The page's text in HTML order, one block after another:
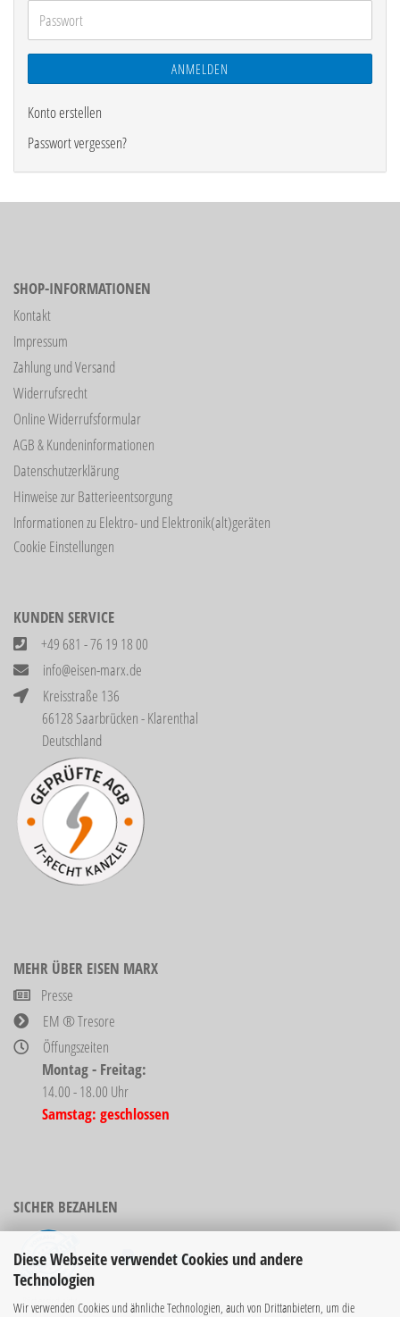
Diese Webseite verwendet Cookies und andere
Technologien
Wir verwenden Cookies und ähnliche Technologien, auch von Drittanbietern, um die
Adresse
Passwort
ANMELDEN
Konto erstellen
Passwort vergessen?
SHOP-INFORMATIONEN
Kontakt
Impressum
Zahlung und Versand
Widerrufsrecht
Online Widerrufsformular
AGB & Kundeninformationen
Datenschutzerklärung
Hinweise zur Batterieentsorgung
Informationen zu Elektro- und Elektronik(alt)geräten
Cookie Einstellungen
KUNDEN SERVICE
+49 681 - 76 19 18 00
info@eisen-marx.de
Kreisstraße 136
66128 Saarbrücken - Klarenthal
Deutschland
MEHR ÜBER EISEN MARX
Presse
EM ® Tresore
Öffungszeiten
Montag - Freitag:
14.00 - 18.00 Uhr
Samstag: geschlossen
SICHER BEZAHLEN
Bücher sind nicht
rabattierbar!